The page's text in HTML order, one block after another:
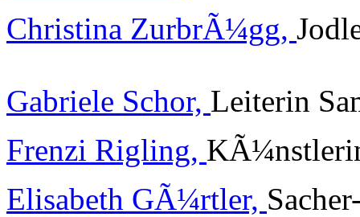
Christina ZurbrÃ¼gg,
Gabriele Schor, Leiterin
Frenzi Rigling,
Elisabeth GÃ¼rtler,